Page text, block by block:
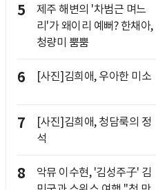
5
제주 해변의 '차범근 며느
리'가 왜이리 예뻐? 한채아,
청량미 뿜뿜
6 [사진]김희애, 우아한 미소
7
[사진]김희애, 청담룩의 정
석
8
악뮤 이수현, '김성주子' 김